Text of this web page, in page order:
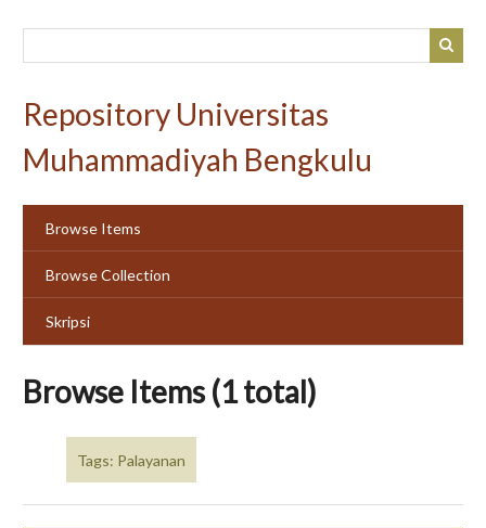
Repository Universitas
Muhammadiyah Bengkulu
Browse Items
Browse Collection
Skripsi
Browse Items (1 total)
Tags: Palayanan